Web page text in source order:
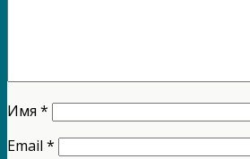
Имя *
Email *